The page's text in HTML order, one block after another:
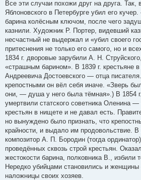
Все эти случаи похожи друг на друга. Так,
Яблоновского в Петербурге убил его
барина колёсным ключом, после чего
казнили. Художник Р. Портер, видевший
несчастный не выдержал и «убил своего
притеснения не только его самого, но и
1834 г. дворовые зарубили А. Н.
«страшным барином». В 1839 г. крестьяне
Андреевича Достоевского — отца
крепостными он вёл себя иначе. «Зверь
они, — душа у него была тёмная».) В 1854
умертвили статского советника Оленина
крестьян в нищете и не давал есть.
но вынуждено было признать, что
крайности, и выдало им продовольствие. В
композитор А. П. Бородин (тогда
проведённых сквозь строй крестьян.
жестокости барина, полковника В., избили
Нередко убийцами становились и
наложницы своих хозяев.